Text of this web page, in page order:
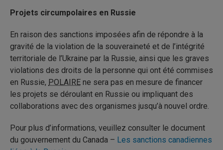
Projets circumpolaires en Russie
En raison des sanctions imposées afin de répondre à la
gravité de la violation de la souveraineté et de l’intégrité
territoriale de l’Ukraine par la Russie, ainsi que les graves
violations des droits de la personne qui ont été commises
en Russie, POLAIRE ne sera pas en mesure de financer
les projets se déroulant en Russie ou impliquant des
collaborations avec des organismes jusqu’à nouvel ordre.
Pour plus d’informations, veuillez consulter le document
du gouvernement du Canada – Les sanctions canadiennes